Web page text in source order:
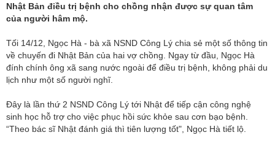
Nhật Bản điều trị bệnh cho chồng nhận được sự quan tâm
của người hâm mộ.
Tối 14/12, Ngọc Hà - bà xã NSND Công Lý chia sẻ một số thông tin
về chuyến đi Nhật Bản của hai vợ chồng. Ngay từ đầu, Ngọc Hà
đính chính ông xã sang nước ngoài để điều trị bệnh, không phải du
lịch như một số người nghĩ.
Đây là lần thứ 2 NSND Công Lý tới Nhật để tiếp cận công nghệ
sinh học hỗ trợ cho việc phục hồi sức khỏe sau cơn bạo bệnh.
“Theo bác sĩ Nhật đánh giá thì tiên lượng tốt", Ngọc Hà tiết lộ.